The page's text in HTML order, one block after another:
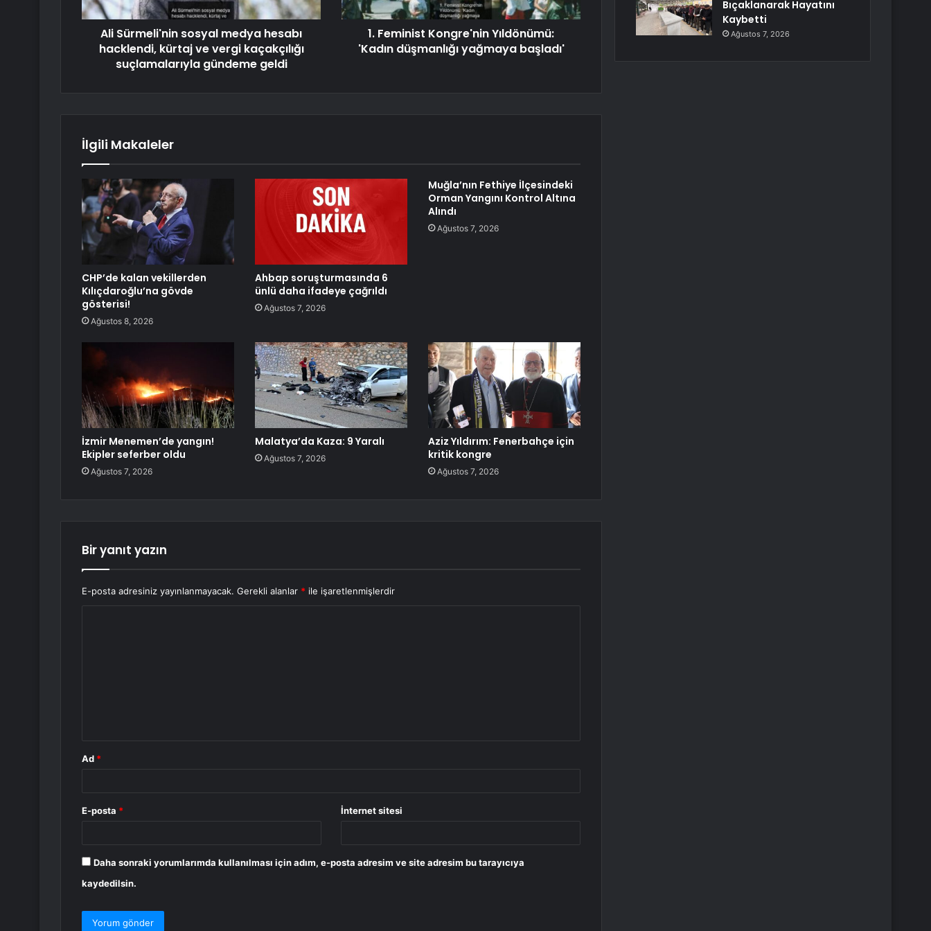
Ali Sürmeli'nin sosyal medya hesabı
hacklendi, kürtaj ve vergi kaçakçılığı
suçlamalarıyla gündeme geldi
1. Feminist Kongre'nin Yıldönümü:
'Kadın düşmanlığı yağmaya başladı'
İlgili Makaleler
CHP’de kalan vekillerden
Kılıçdaroğlu’na gövde
gösterisi!
Ağustos 8, 2026
Ahbap soruşturmasında 6
ünlü daha ifadeye çağrıldı
Ağustos 7, 2026
Muğla’nın Fethiye İlçesindeki
Orman Yangını Kontrol Altına
Alındı
Ağustos 7, 2026
İzmir Menemen’de yangın!
Ekipler seferber oldu
Ağustos 7, 2026
Malatya’da Kaza: 9 Yaralı
Ağustos 7, 2026
Aziz Yıldırım: Fenerbahçe için
kritik kongre
Ağustos 7, 2026
Bir yanıt yazın
E-posta adresiniz yayınlanmayacak. Gerekli alanlar * ile işaretlenmişlerdir
Ad *
E-posta * İnternet sitesi
Daha sonraki yorumlarımda kullanılması için adım, e-posta adresim ve site adresim bu tarayıcıya
kaydedilsin.
Bıçaklanarak Hayatını
Kaybetti
Ağustos 7, 2026